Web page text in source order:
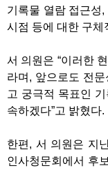
기록물 열람 접근성
시점 등에 대한 구체
서 의원은 “이러한
라며, 앞으로도 전
고 궁극적 목표인
속하겠다”고 밝혔다.
한편, 서 의원은 지
인사청문회에서 후